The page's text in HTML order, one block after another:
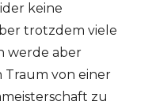
keine
trotzdem viele
werde aber
Traum von einer
zu